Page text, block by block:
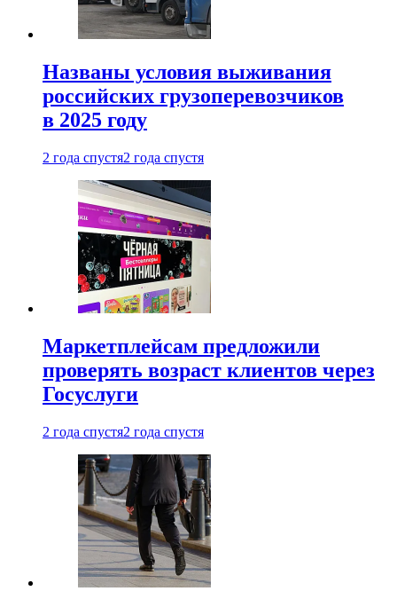
Названы условия выживания
российских грузоперевозчиков
в 2025 году
2 года спустя2 года спустя
Маркетплейсам предложили
проверять возраст клиентов через
Госуслуги
2 года спустя2 года спустя